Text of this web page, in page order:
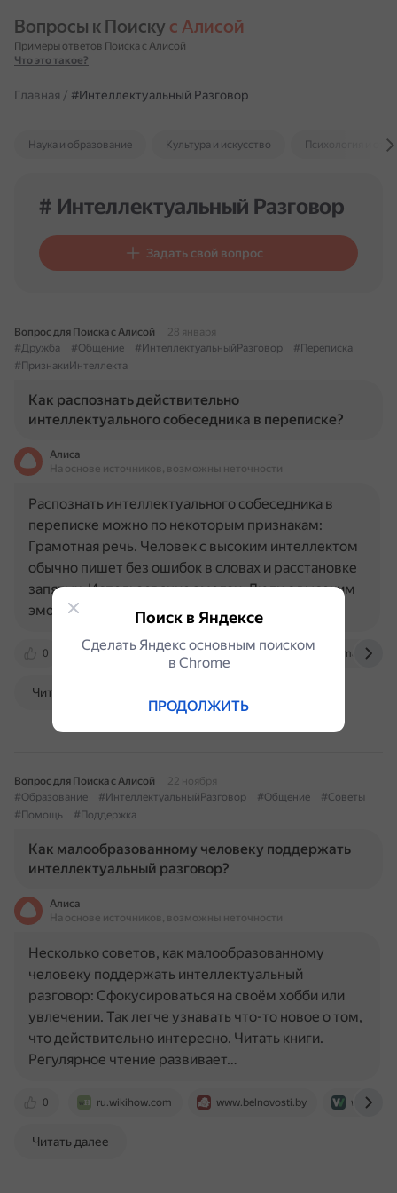
Вопросы к Поиску с Алисой
Примеры ответов Поиска с Алисой
Что это такое?
Главная / #Интеллектуальный Разговор
Наука и образование Культура и искусство Психология и
# Интеллектуальный Разговор
Задать свой вопрос
Вопрос для Поиска с Алисой
28 января
#Дружба
#Общение #ИнтеллектуальныйРазговор
#Переписка
#ПризнакиИнтеллекта
Как распознать действительно
интеллектуального собеседника в переписке?
Алиса
На основе источников, возможны неточности
0 www.bolshoyvopros.ru iz.ru otvet.mail.ru
Распознать интеллектуального собеседника в
переписке можно по некоторым признакам:
Грамотная речь. Человек с высоким интеллектом
обычно пишет без ошибок в словах и расстановке
запятых. Использование эмодзи. Люди с высоким
эмоциональным…
Читать далее
Вопрос для Поиска с Алисой
22 ноября
#Образование
#ИнтеллектуальныйРазговор #Общение
#Советы
#Помощь
#Поддержка
Как малообразованному человеку поддержать
интеллектуальный разговор?
Алиса
На основе источников, возможны неточности
0 ru.wikihow.com www.belnovosti.by
Несколько советов, как малообразованному
человеку поддержать интеллектуальный
разговор: Сфокусироваться на своём хобби или
увлечении. Так легче узнавать что-то новое о том,
что действительно интересно. Читать книги.
Регулярное чтение развивает…
Читать далее
Поиск в Яндексе
Сделать Яндекс основным поиском
в Сhrome
ПРОДОЛЖИТЬ